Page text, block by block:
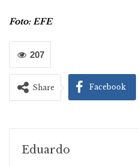
Foto: EFE
207
Share Facebook
Eduardo